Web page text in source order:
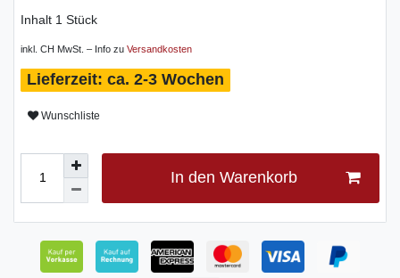
Inhalt 1 Stück
inkl. CH MwSt. – Info zu Versandkosten
ca. 2-3 Wochen
Wunschliste
In den Warenkorb